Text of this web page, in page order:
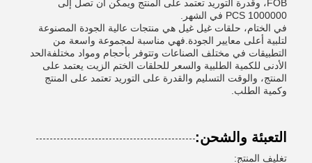
FOB، وقدرة التوريد تعتمد على المنتج ويمكن أن تصل إلى
1000000 PCS في الشهر.
في الختام، حلقات غيل غيل هي منتجات عالية الجودة المصنوعة
لتلبية أعلى معايير الجودة.فهي مناسبة لمجموعة واسعة من
التطبيقات في مختلف الصناعات وتتوفر بأحجام ومواد مختلفةالحد
الأدنى للكمية الطلبية والسعر للحلقات الختم الزيت يعتمد على
المنتج، والوقت التسليم والقدرة على التوريد تعتمد على المنتج
وكمية الطلب.
التعبئة والشحن:
تغليف المنتج: